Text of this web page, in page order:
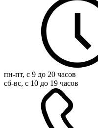
пн-пт, с 9 до 20 часов
сб-вс, с 10 до 19 часов